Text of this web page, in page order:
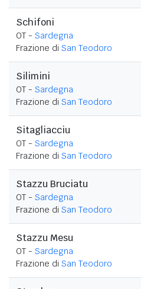
Schifoni
OT - Sardegna
Frazione di San Teodoro
Silimini
OT - Sardegna
Frazione di San Teodoro
Sitagliacciu
OT - Sardegna
Frazione di San Teodoro
Stazzu Bruciatu
OT - Sardegna
Frazione di San Teodoro
Stazzu Mesu
OT - Sardegna
Frazione di San Teodoro